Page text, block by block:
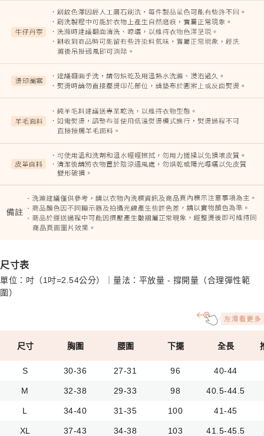
尺寸表
單位：吋（1吋=2.54公分）｜量法：平放量 - 撐開量（合理彈性範
圍）
尺寸 胸圍 腰圍 下擺 全長
S 30-36 27-31 96 40-44
M 32-38 29-33 98 40.5-44.5
L 34-40 31-35 100 41-45
XL 37-43 34-38 103 41.5-45.5